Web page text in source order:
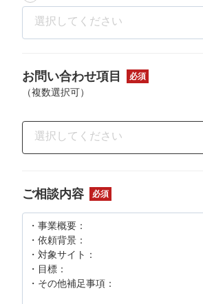
お問い合わせ項目 必須
（複数選択可）
選択してください
ご相談内容 必須